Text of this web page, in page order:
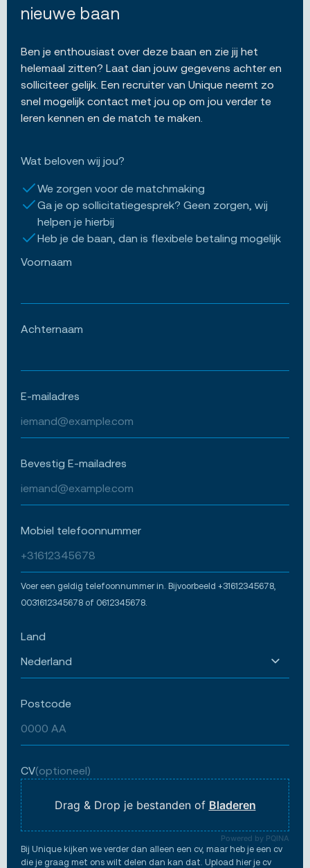
nieuwe baan
Ben je enthousiast over deze baan en zie jij het
helemaal zitten? Laat dan jouw gegevens achter en
solliciteer gelijk. Een recruiter van Unique neemt zo
snel mogelijk contact met jou op om jou verder te
leren kennen en de match te maken.
Wat beloven wij jou?
We zorgen voor de matchmaking
Ga je op sollicitatiegesprek? Geen zorgen, wij
helpen je hierbij
Heb je de baan, dan is flexibele betaling mogelijk
Voornaam
Achternaam
E-mailadres
Bevestig E-mailadres
Mobiel telefoonnummer
Voer een geldig telefoonnummer in. Bijvoorbeeld +31612345678,
0031612345678 of 0612345678.
Land
Postcode
CV(optioneel)
Powered by PQINA
Drag & Drop je bestanden of Bladeren
Bij Unique kijken we verder dan alleen een cv, maar heb je een cv
die je graag met ons wilt delen dan kan dat. Upload hier je cv